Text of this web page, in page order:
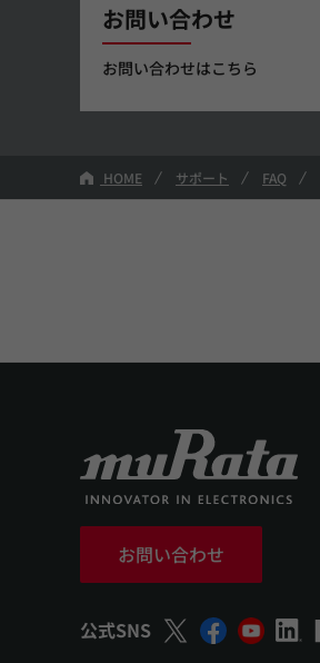
お問い合わせ
お問い合わせはこちら
HOME サポート FAQ
お問い合わせ
公式SNS